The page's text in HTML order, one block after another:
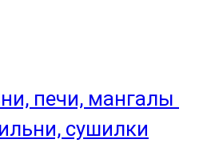
печи, мангалы
сушилки